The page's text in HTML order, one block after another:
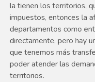
la tienen los territorios,
impuestos, entonces la
departamentos como
directamente, pero hay
que tenemos más
poder atender las
territorios.